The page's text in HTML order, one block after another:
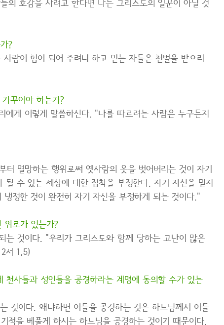
의 호감을 사려고 한다면 나는 그리스도의 일꾼이 아닐 것
?
람이 힘이 되어 주려니 하고 믿는 자들은 천벌을 받으리
꾸어야 하는가?
게 이렇게 말씀하신다. "나를 따르려는 사람은 누구든지
멸망하는 행위로써 옛사람의 옷을 벗어버리는 것이 자기
수 있는 세상에 대한 집착을 부정한다. 자기 자신을 믿지
정한 것이 완전히 자기 자신을 부정하게 되는 것이다."
위로가 있는가?
는 것이다. "우리가 그리스도와 함께 당하는 고난이 많은
서 1,5)
사들과 성인들을 공경하라는 계명에 동의할 수가 있는
것이다. 왜냐하면 이들을 공경하는 것은 하느님께서 이들
적을 베풀게 하시는 하느님을 공경하는 것이기 때문이다.